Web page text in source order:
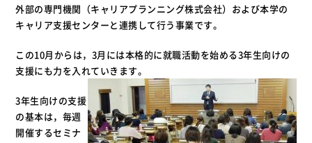
外部の専門機関（キャリアプランニング株式会社）および本学の
キャリア支援センターと連携して行う事業です。
この10月からは，3月には本格的に就職活動を始める3年生向けの
支援にも力を入れていきます。
3年生向けの支援
の基本は，毎週
開催するセミナ